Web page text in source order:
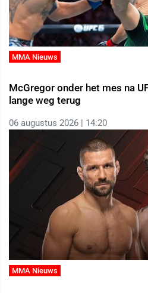
MMA Nieuws
McGregor onder het mes na
lange weg terug
06 augustus 2026 | 14:20
MMA Nieuws